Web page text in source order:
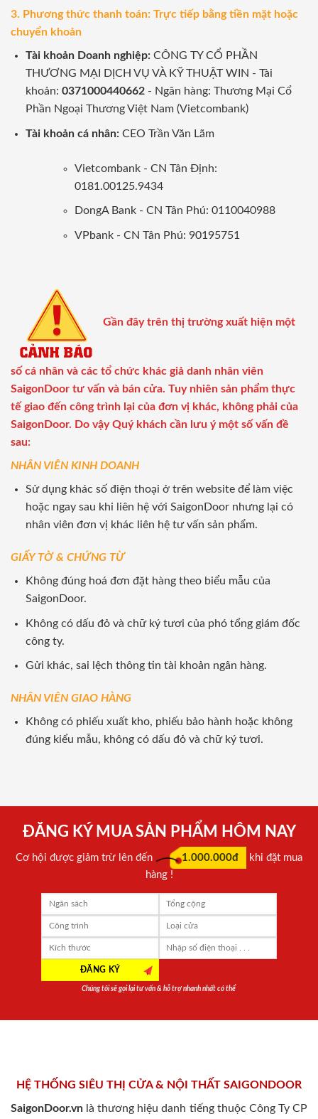
3. Phương thức thanh toán: Trực tiếp bằng tiền mặt hoặc
chuyển khoản
Tài khoản Doanh nghiệp:CÔNG TY CỔ PHẦN
THƯƠNG MẠI DỊCH VỤ VÀ KỸ THUẬT WIN - Tài
khoản: 0371000440662- Ngân hàng: Thương Mại Cổ
Phần Ngoại Thương Việt Nam (Vietcombank)
Tài khoản cá nhân: CEO Trần Văn Lãm
Vietcombank - CN Tân Định:
0181.00125.9434
DongA Bank - CN Tân Phú: 0110040988
VPbank - CN Tân Phú: 90195751
Gần đây trên thị trường xuất hiện một
số cá nhân và các tổ chức khác giả danh nhân viên
SaigonDoor tư vấn và bán cửa. Tuy nhiên sản phẩm thực
tế giao đến công trình lại của đơn vị khác, không phải của
SaigonDoor. Do vậy Quý khách cần lưu ý một số vấn đề
sau:
NHÂN VIÊN KINH DOANH
Sử dụng khác số điện thoại ở trên website để làm việc
hoặc ngay sau khi liên hệ với SaigonDoor nhưng lại có
nhân viên đơn vị khác liên hệ tư vấn sản phẩm.
GIẤY TỜ & CHỨNG TỪ
Không đúng hoá đơn đặt hàng theo biểu mẫu của
SaigonDoor.
Không có dấu đỏ và chữ ký tươi của phó tổng giám đốc
công ty.
Gửi khác, sai lệch thông tin tài khoản ngân hàng.
NHÂN VIÊN GIAO HÀNG
Không có phiếu xuất kho, phiếu bảo hành hoặc không
đúng kiểu mẫu, không có dấu đỏ và chữ ký tươi.
ĐĂNG KÝ MUA SẢN PHẨM HÔM NAY
Cơ hội được giảm trừ lên đến 1.000.000đ
khi đặt mua
hàng !
Chúng tôi sẽ gọi lại tư vấn & hỗ trợ nhanh nhất có thể
HỆ THỐNG SIÊU THỊ CỬA & NỘI THẤT SAIGONDOOR
SaigonDoor.vn là thương hiệu danh tiếng thuộc Công Ty CP